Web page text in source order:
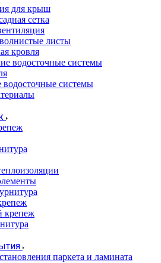
для крыш
сетка
листы
кровля
водосточные системы
водосточные системы
крепеж
паркета и ламината